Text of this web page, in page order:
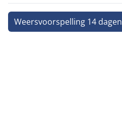
Weersvoorspelling 14 dagen